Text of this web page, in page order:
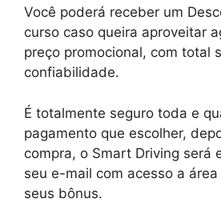
Você poderá receber um
curso caso queira aproveitar
preço promocional, com total
confiabilidade.
É totalmente seguro toda e
pagamento que escolher,
compra, o Smart Driving será
seu e-mail com acesso a
seus bônus.